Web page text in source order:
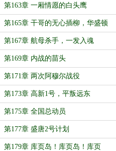
第163章 一厢情愿的白头鹰
第165章 干哥的无心插柳，华盛顿
转让战略技术
第167章 航母杀手，一发入魂
第169章 内战的苗头
第171章 两次阿穆尔战役
第173章 高新1号，平叛远东
第175章 全国总动员
第177章 盛唐2号计划
第179章 库页岛！库页岛！库页